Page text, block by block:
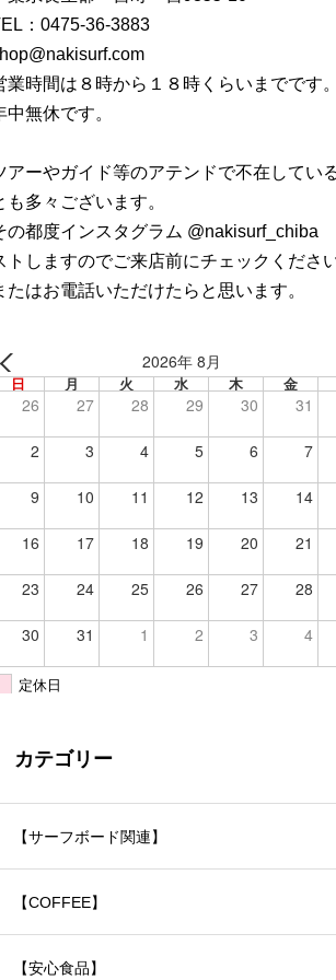
： 0475-36-3883
業時間は８時から１８時くらいまでです。
中無休です。
アーやガイド等のアテンドで不在してい
も多々ございます。
の都度インスタグラム @nakisurf_chiba
トしますのでご来店前にチェックください
たはお電話いただけたらと思います。
2026年 8月
日 月 火 水 木 金
26 27 28 29 30 31
2 3 4 5 6 7
9 10 11 12 13 14
16 17 18 19 20 21
23 24 25 26 27 28
30 31 1 2 3 4
定休日
カテゴリー
【サーフボード関連】
【COFFEE】
【安心食品】